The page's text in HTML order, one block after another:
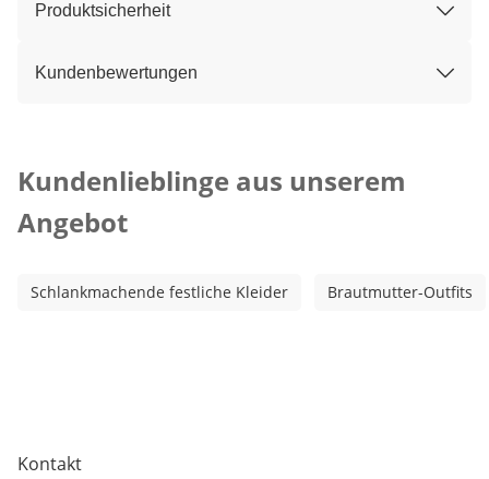
Produktsicherheit
Kundenbewertungen
Kundenlieblinge aus unserem
Angebot
Schlankmachende festliche Kleider Brautmutter-Outfits
Kontakt